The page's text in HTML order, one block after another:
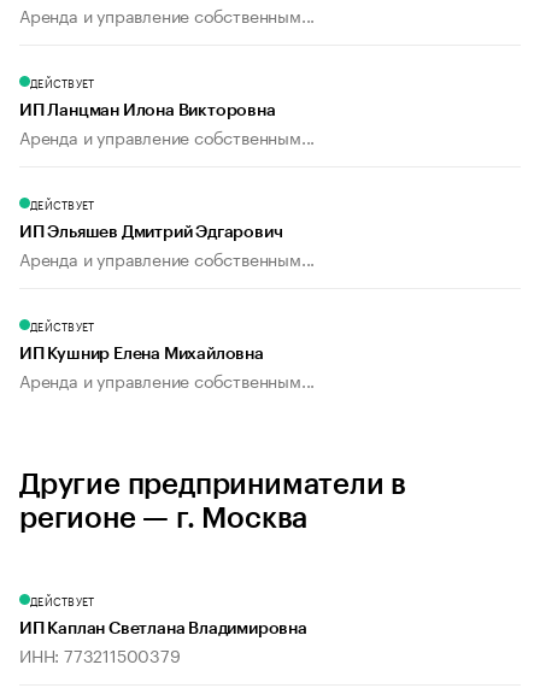
Аренда и управление собственным...
ДЕЙСТВУЕТ
ИП Ланцман Илона Викторовна
Аренда и управление собственным...
ДЕЙСТВУЕТ
ИП Эльяшев Дмитрий Эдгарович
Аренда и управление собственным...
ДЕЙСТВУЕТ
ИП Кушнир Елена Михайловна
Аренда и управление собственным...
Другие предприниматели в
регионе — г. Москва
ДЕЙСТВУЕТ
ИП Каплан Светлана Владимировна
ИНН: 773211500379